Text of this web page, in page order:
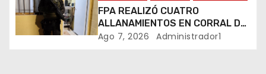
r
a
FPA REALIZÓ CUATRO
ALLANAMIENTOS EN CORRAL DE
BUSTOS-IFFLINGER
Ago 7, 2026 Administrador1